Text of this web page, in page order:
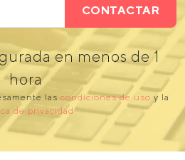
CONTACTAR
en menos de 1
hora
las condiciones de uso y la
de privacidad